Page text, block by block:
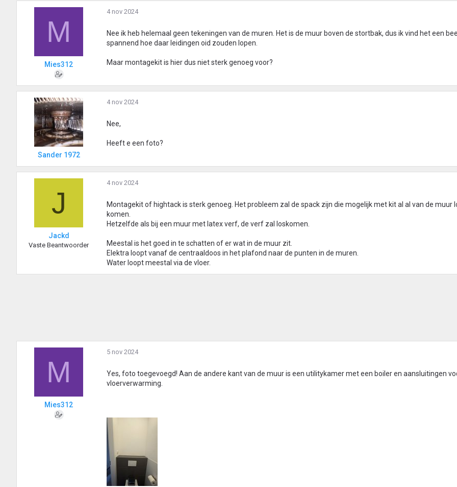
M
Mies312
4 nov 2024
Nee ik heb helemaal geen tekeningen van de muren. Het is de muur boven de stortbak, dus ik vind het een
spannend hoe daar leidingen oid zouden lopen.
Maar montagekit is hier dus niet sterk genoeg voor?
Sander 1972
4 nov 2024
Nee,
Heeft e een foto?
J
Jackd
Vaste Beantwoorder
4 nov 2024
Montagekit of hightack is sterk genoeg. Het probleem zal de spack zijn die mogelijk met kit al al van de muur
komen.
Hetzelfde als bij een muur met latex verf, de verf zal loskomen.
Meestal is het goed in te schatten of er wat in de muur zit.
Elektra loopt vanaf de centraaldoos in het plafond naar de punten in de muren.
Water loopt meestal via de vloer.
M
Mies312
5 nov 2024
Yes, foto toegevoegd! Aan de andere kant van de muur is een utilitykamer met een boiler en aansluitingen
vloerverwarming.